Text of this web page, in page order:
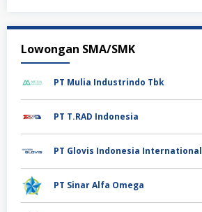
Lowongan SMA/SMK
PT Mulia Industrindo Tbk
PT T.RAD Indonesia
PT Glovis Indonesia International
PT Sinar Alfa Omega